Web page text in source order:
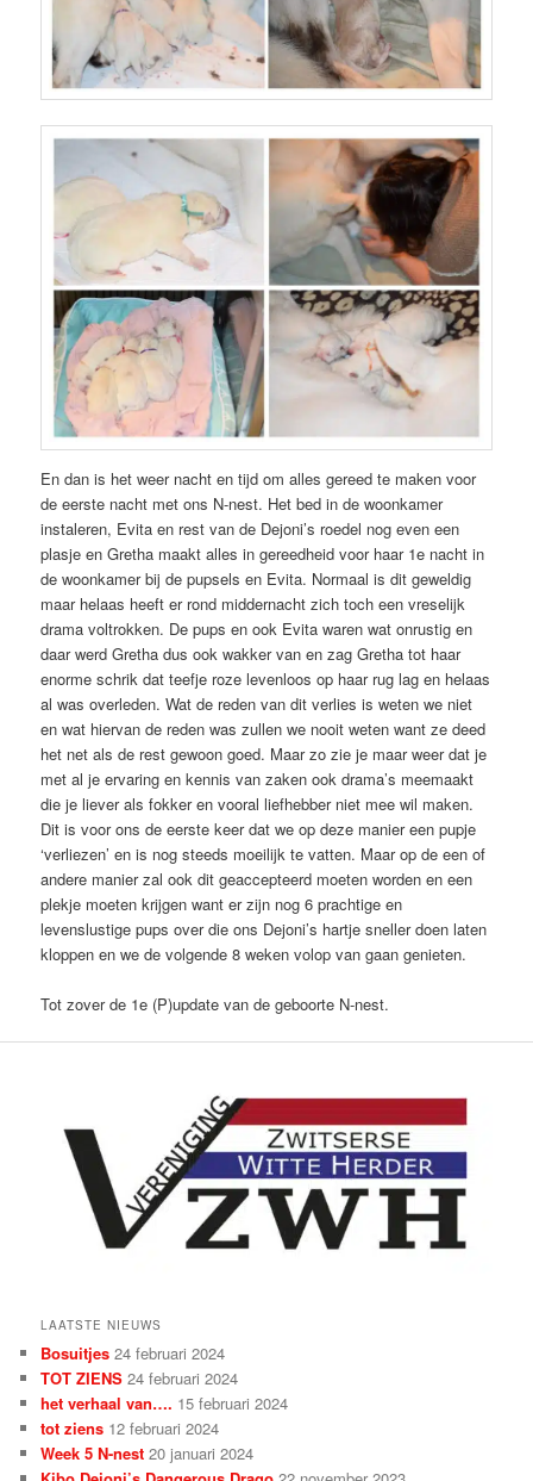
En dan is het weer nacht en tijd om alles gereed te maken voor
de eerste nacht met ons N-nest. Het bed in de woonkamer
instaleren, Evita en rest van de Dejoni’s roedel nog even een
plasje en Gretha maakt alles in gereedheid voor haar 1e nacht in
de woonkamer bij de pupsels en Evita. Normaal is dit geweldig
maar helaas heeft er rond middernacht zich toch een vreselijk
drama voltrokken. De pups en ook Evita waren wat onrustig en
daar werd Gretha dus ook wakker van en zag Gretha tot haar
enorme schrik dat teefje roze levenloos op haar rug lag en helaas
al was overleden. Wat de reden van dit verlies is weten we niet
en wat hiervan de reden was zullen we nooit weten want ze deed
het net als de rest gewoon goed. Maar zo zie je maar weer dat je
met al je ervaring en kennis van zaken ook drama’s meemaakt
die je liever als fokker en vooral liefhebber niet mee wil maken.
Dit is voor ons de eerste keer dat we op deze manier een pupje
‘verliezen’ en is nog steeds moeilijk te vatten. Maar op de een of
andere manier zal ook dit geaccepteerd moeten worden en een
plekje moeten krijgen want er zijn nog 6 prachtige en
levenslustige pups over die ons Dejoni’s hartje sneller doen laten
kloppen en we de volgende 8 weken volop van gaan genieten.
Tot zover de 1e (P)update van de geboorte N-nest.
LAATSTE NIEUWS
Bosuitjes 24 februari 2024
TOT ZIENS 24 februari 2024
het verhaal van…. 15 februari 2024
tot ziens 12 februari 2024
Week 5 N-nest 20 januari 2024